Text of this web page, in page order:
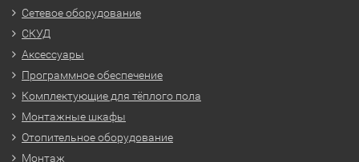
Сетевое оборудование
СКУД
Аксессуары
Программное обеспечение
Комплектующие для тёплого пола
Монтажные шкафы
Отопительное оборудование
Монтаж